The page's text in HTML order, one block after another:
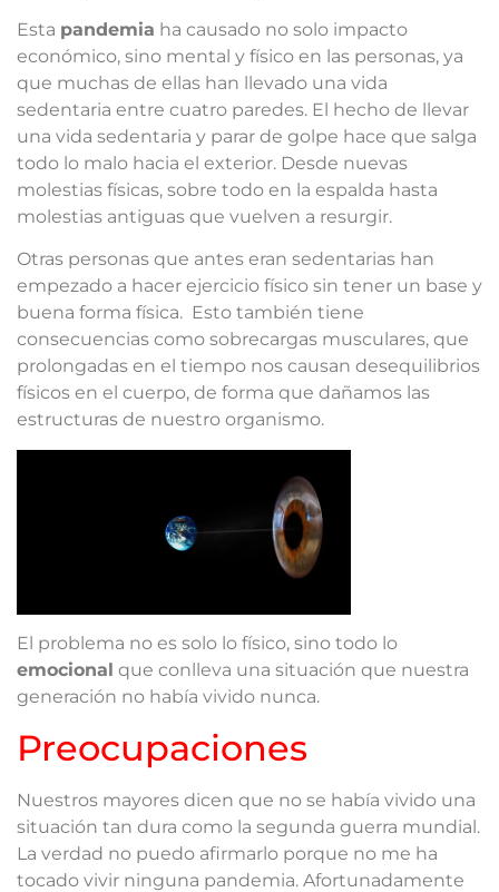
Esta pandemia ha causado no solo impacto
económico, sino mental y físico en las personas, ya
que muchas de ellas han llevado una vida
sedentaria entre cuatro paredes. El hecho de llevar
una vida sedentaria y parar de golpe hace que salga
todo lo malo hacia el exterior. Desde nuevas
molestias físicas, sobre todo en la espalda hasta
molestias antiguas que vuelven a resurgir.
Otras personas que antes eran sedentarias han
empezado a hacer ejercicio físico sin tener un base y
buena forma física. Esto también tiene
consecuencias como sobrecargas musculares, que
prolongadas en el tiempo nos causan desequilibrios
físicos en el cuerpo, de forma que dañamos las
estructuras de nuestro organismo.
El problema no es solo lo físico, sino todo lo
emocional que conlleva una situación que nuestra
generación no había vivido nunca.
Preocupaciones
Nuestros mayores dicen que no se había vivido una
situación tan dura como la segunda guerra mundial.
La verdad no puedo afirmarlo porque no me ha
tocado vivir ninguna pandemia. Afortunadamente